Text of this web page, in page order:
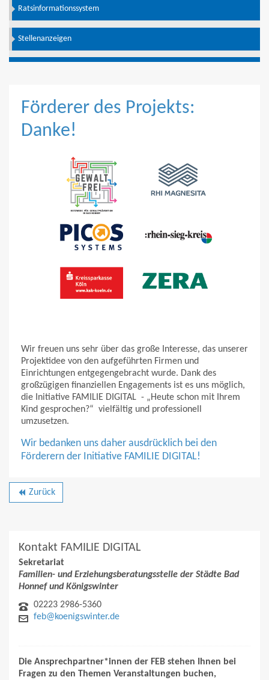
Ratsinformationssystem
Stellenanzeigen
Förderer des Projekts:
Danke!
Wir freuen uns sehr über das große Interesse, das unserer
Projektidee von den aufgeführten Firmen und
Einrichtungen entgegengebracht wurde. Dank des
großzügigen finanziellen Engagements ist es uns möglich,
die Initiative FAMILIE DIGITAL - „Heute schon mit Ihrem
Kind gesprochen?“ vielfältig und professionell
umzusetzen.
Wir bedanken uns daher ausdrücklich bei den
Förderern der Initiative FAMILIE DIGITAL!
backward Zurück
Kontakt FAMILIE DIGITAL
Sekretariat
Familien- und Erziehungsberatungsstelle der Städte Bad
Honnef und Königswinter
02223 2986-5360
feb@koenigswinter.de
Die Ansprechpartner*innen der FEB stehen Ihnen bei
Fragen zu den Themen Veranstaltungen buchen,